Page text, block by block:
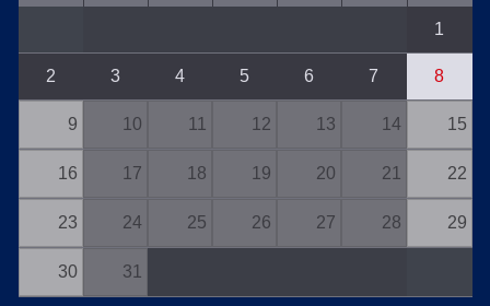
1
2 3 4 5 6 7 8
9 10 11 12 13 14 15
16 17 18 19 20 21 22
23 24 25 26 27 28 29
30 31